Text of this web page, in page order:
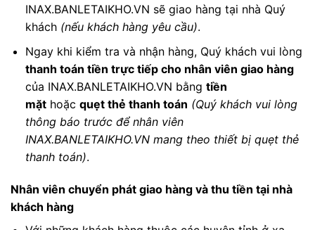
INAX.BANLETAIKHO.VN sẽ giao hàng tại nhà Quý
khách(nếu khách hàng yêu cầu).
Ngay khi kiểm tra và nhận hàng, Quý khách vui lòng
thanh toán tiền trực tiếp cho nhân viên giao hàng
của INAX.BANLETAIKHO.VN bằng tiền
mặthoặc quẹt thẻ thanh toán (Quý khách vui lòng
thông báo trước để nhân viên
INAX.BANLETAIKHO.VN mang theo thiết bị quẹt thẻ
thanh toán).
Nhân viên chuyển phát giao hàng và thu tiền tại nhà
khách hàng